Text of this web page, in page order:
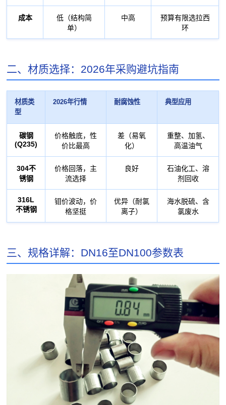
成本
低（结构简
单）
中高
预算有限选拉西
环
二、材质选择：2026年采购避坑指南
材质类
型
2026年行情 耐腐蚀性 典型应用
碳钢
(Q235)
价格触底，性
价比最高
差（易氧
化）
重整、加氢、
高温油气
304不
锈钢
价格回落，主
流选择
良好
石油化工、溶
剂回收
316L
不锈钢
钼价波动，价
格坚挺
优异（耐氯
离子）
海水脱硫、含
氯废水
三、规格详解：DN16至DN100参数表